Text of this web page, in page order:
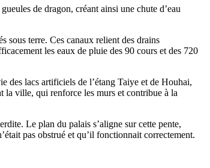
de dragon, créant ainsi une chute d’eau
sous terre. Ces canaux relient des drains
les eaux de pluie des 90 cours et des 720
des lacs artificiels de l’étang Taiye et de Houhai,
la ville, qui renforce les murs et contribue à la
Le plan du palais s’aligne sur cette pente,
pas obstrué et qu’il fonctionnait correctement.